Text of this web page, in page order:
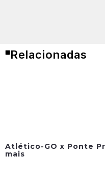
Relacionadas
Atlético-GO x Ponte
mais